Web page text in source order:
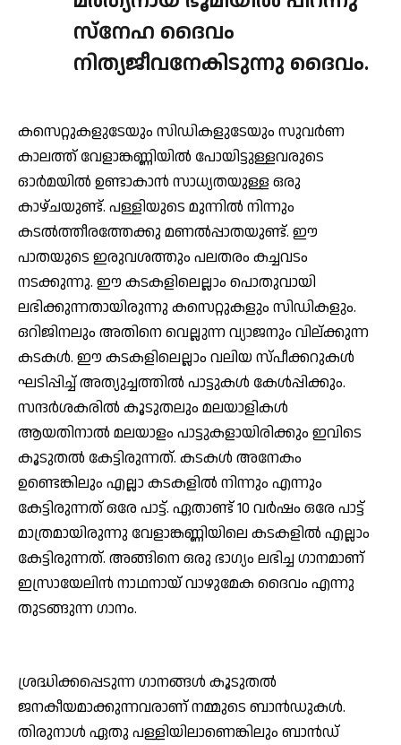
സ്‌നേഹ ദൈവം
നിത്യജീവനേകിടുന്നു ദൈവം.
കസെറ്റുകളുടേയും സിഡികളുടേയും സുവര്‍ണ
കാലത്ത് വേളാങ്കണ്ണിയില്‍ പോയിട്ടുള്ളവരുടെ
ഓര്‍മയില്‍ ഉണ്ടാകാന്‍ സാധ്യതയുള്ള ഒരു
കാഴ്ചയുണ്ട്. പള്ളിയുടെ മുന്നില്‍ നിന്നും
കടല്‍ത്തീരത്തേക്കു മണല്‍പ്പാതയുണ്ട്. ഈ
പാതയുടെ ഇരുവശത്തും പലതരം കച്ചവടം
നടക്കുന്നു. ഈ കടകളിലെല്ലാം പൊതുവായി
ലഭിക്കുന്നതായിരുന്നു കസെറ്റുകളും സിഡികളും.
ഒറിജിനലും അതിനെ വെല്ലുന്ന വ്യാജനും വില്ക്കുന്ന
കടകള്‍. ഈ കടകളിലെല്ലാം വലിയ സ്പീക്കറുകള്‍
ഘടിപ്പിച്ച് അത്യുച്ചത്തില്‍ പാട്ടുകള്‍ കേള്‍പ്പിക്കും.
സന്ദര്‍ശകരില്‍ കൂടുതലും മലയാളികള്‍
ആയതിനാല്‍ മലയാളം പാട്ടുകളായിരിക്കും ഇവിടെ
കൂടുതല്‍ കേട്ടിരുന്നത്. കടകള്‍ അനേകം
ഉണ്ടെങ്കിലും എല്ലാ കടകളില്‍ നിന്നും എന്നും
കേട്ടിരുന്നത് ഒരേ പാട്ട്. ഏതാണ്ട് 10 വര്‍ഷം ഒരേ പാട്ട്
മാത്രമായിരുന്നു വേളാങ്കണ്ണിയിലെ കടകളില്‍ എല്ലാം
കേട്ടിരുന്നത്. അങ്ങിനെ ഒരു ഭാഗ്യം ലഭിച്ച ഗാനമാണ്
ഇസ്രായേലിന്‍ നാഥനായ് വാഴുമേക ദൈവം എന്നു
തുടങ്ങുന്ന ഗാനം.
ശ്രദ്ധിക്കപ്പെടുന്ന ഗാനങ്ങള്‍ കൂടുതല്‍
ജനകീയമാക്കുന്നവരാണ് നമ്മുടെ ബാന്‍ഡുകള്‍.
തിരുനാള്‍ ഏതു പള്ളിയിലാണെങ്കിലും ബാന്‍ഡ്